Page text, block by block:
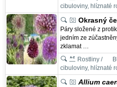
cibuloviny, hlíznaté
Okrasný
Páry složené z
jedním ze
zklamat …
Rostliny /
cibuloviny, hlíznaté
Allium